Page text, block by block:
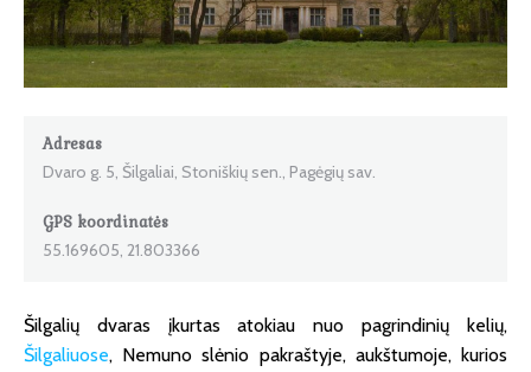
Adresas
Dvaro g. 5, Šilgaliai, Stoniškių sen., Pagėgių sav.
GPS koordinatės
55.169605, 21.803366
Šilgalių dvaras įkurtas atokiau nuo pagrindinių kelių,
Šilgaliuose, Nemuno slėnio pakraštyje, aukštumoje, kurios